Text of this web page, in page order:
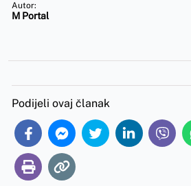
Autor:
M Portal
Podijeli ovaj članak